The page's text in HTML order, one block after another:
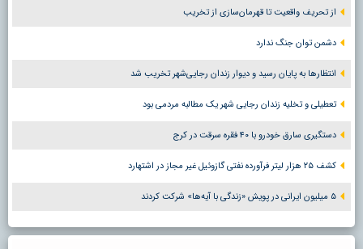
از تحریف واقعیت تا قهرمان‌سازی از تخریب
دشمن توان جنگ ندارد
انتظارها به پایان رسید و دیوار زندان رجایی‌شهر تخریب شد
تعطیلی و تخلیه زندان رجایی شهر یک مطالبه مردمی بود
دستگیری سارق خودرو با ۴۰ فقره سرقت در کرج
کشف ۲۵ هزار لیتر فرآورده نفتی گازوئیل غیر مجاز در اشتهارد
۵ میلیون ایرانی در پویش «زندگی با آیه‌ها» شرکت کردند